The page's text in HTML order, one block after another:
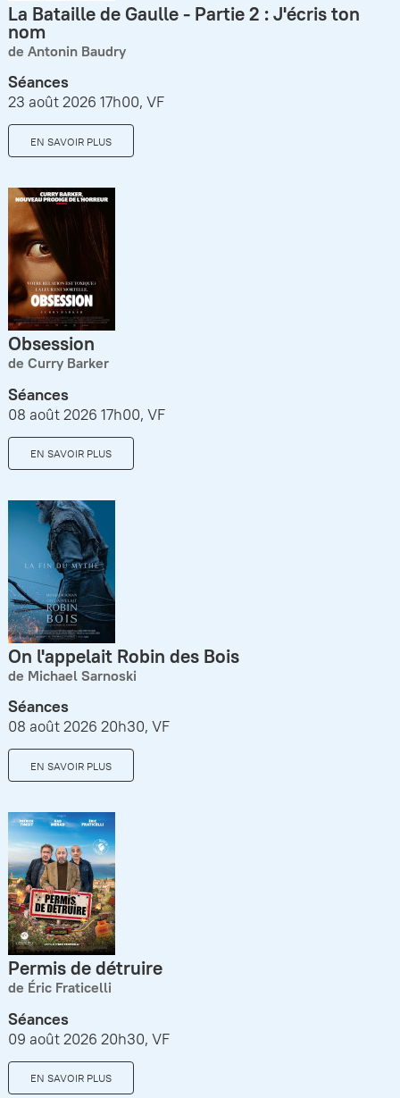
La Bataille de Gaulle - Partie 2 : J'écris ton
nom
de Antonin Baudry
Séances
23 août 2026 17h00, VF
EN SAVOIR PLUS
Obsession
de Curry Barker
Séances
08 août 2026 17h00, VF
EN SAVOIR PLUS
On l'appelait Robin des Bois
de Michael Sarnoski
Séances
08 août 2026 20h30, VF
EN SAVOIR PLUS
Permis de détruire
de Éric Fraticelli
Séances
09 août 2026 20h30, VF
EN SAVOIR PLUS